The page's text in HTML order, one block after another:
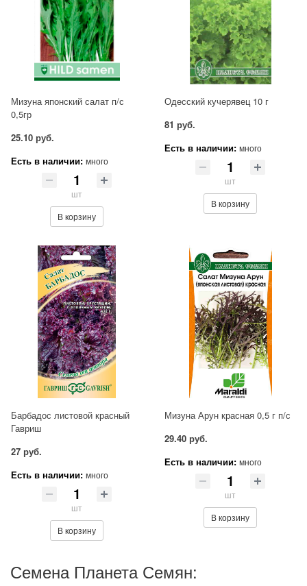
Мизуна японский салат п/с
0,5гр
25.10 руб.
Есть в наличии: много
шт
В корзину
Одесский кучерявец 10 г
81 руб.
Есть в наличии: много
шт
В корзину
Барбадос листовой красный
Гавриш
27 руб.
Есть в наличии: много
шт
В корзину
Мизуна Арун красная 0,5 г п/с
29.40 руб.
Есть в наличии: много
шт
В корзину
Семена Планета Семян: